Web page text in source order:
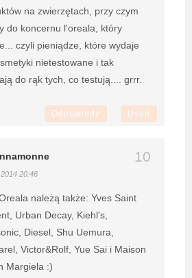
na zwierzętach, przy czym
do koncernu l'oreala, który
czyli pieniądze, które wydaje
nietestowane i tak
do rąk tych, co testują.... grrr.
Odpowiedz Usuń
20:46
należą także: Yves Saint
Urban Decay, Kiehl's,
Diesel, Shu Uemura,
Victor&Rolf, Yue Sai i Maison
Margiela :)